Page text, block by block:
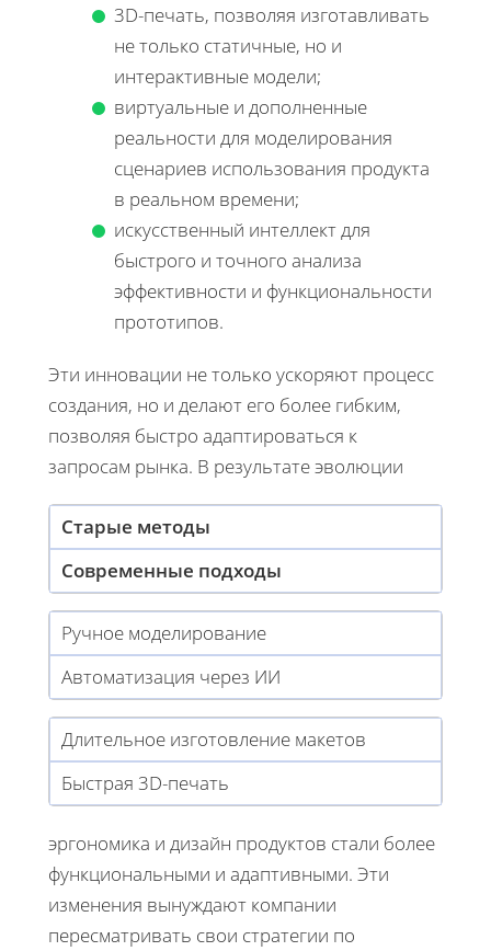
3D-печать, позволяя изготавливать
не только статичные, но и
интерактивные модели;
виртуальные и дополненные
реальности для моделирования
сценариев использования продукта
в реальном времени;
искусственный интеллект для
быстрого и точного анализа
эффективности и функциональности
прототипов.
Эти инновации не только ускоряют процесс
создания, но и делают его более гибким,
позволяя быстро адаптироваться к
запросам рынка. В результате эволюции
Старые методы
Современные подходы
Ручное моделирование
Автоматизация через ИИ
Длительное изготовление макетов
Быстрая 3D-печать
эргономика и дизайн продуктов стали более
функциональными и адаптивными. Эти
изменения вынуждают компании
пересматривать свои стратегии по